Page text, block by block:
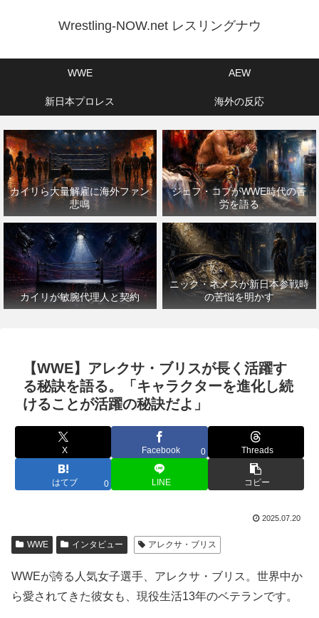
Wrestling-NOW.net レスリングナウ
WWE AEW
新日本プロレス 海外の反応
カイリら大量解雇に海外ファン
悲鳴
ジェフ・コブがWWE時代の苦
労を語る
カイリが敏腕代理人と契約
ニック・ネメスが新日本参戦時
の苦悩を明かす
【WWE】アレクサ・ブリスが長く活躍す
る秘訣を語る。「キャラクターを進化し続
けることが活躍の秘訣だよ」
X Facebook 0 Threads
はてブ 0 LINE コピー
2025.07.20
WWE インタビュー アレクサ・ブリス
WWEが誇る人気女子選手、アレクサ・ブリス。世界中か
ら愛されてきた彼女も、現役生活13年のベテランです。